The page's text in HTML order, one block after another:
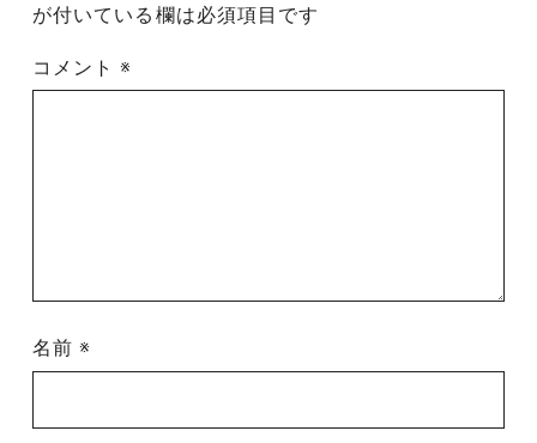
が付いている欄は必須項目です
コメント※
名前※